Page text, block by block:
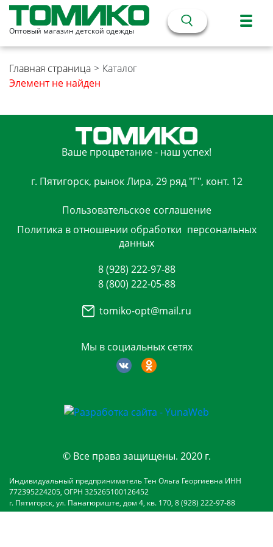
Оптовый магазин детской одежды
Главная страница > Каталог
Элемент не найден
Ваше процветание - наш успех!
г. Пятигорск, рынок Лира, 29 ряд "Г", конт. 12
Пользовательское соглашение
Политика в отношении обработки персональных
данных
Мы в социальных сетях
8 (928) 222-97-88
8 (800) 222-05-88
tomiko-opt@mail.ru
© Все права защищены. 2020 г.
Индивидуальный предприниматель Тен Ольга Георгиевна ИНН
772395224205, ОГРН 325265100126452
г. Пятигорск, ул. Панагюриште, дом 4, кв. 170, 8 (928) 222-97-88